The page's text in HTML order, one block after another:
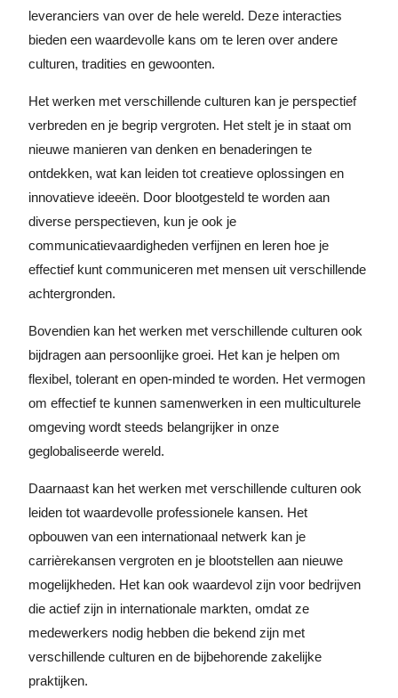
leveranciers van over de hele wereld. Deze interacties
bieden een waardevolle kans om te leren over andere
culturen, tradities en gewoonten.
Het werken met verschillende culturen kan je perspectief
verbreden en je begrip vergroten. Het stelt je in staat om
nieuwe manieren van denken en benaderingen te
ontdekken, wat kan leiden tot creatieve oplossingen en
innovatieve ideeën. Door blootgesteld te worden aan
diverse perspectieven, kun je ook je
communicatievaardigheden verfijnen en leren hoe je
effectief kunt communiceren met mensen uit verschillende
achtergronden.
Bovendien kan het werken met verschillende culturen ook
bijdragen aan persoonlijke groei. Het kan je helpen om
flexibel, tolerant en open-minded te worden. Het vermogen
om effectief te kunnen samenwerken in een multiculturele
omgeving wordt steeds belangrijker in onze
geglobaliseerde wereld.
Daarnaast kan het werken met verschillende culturen ook
leiden tot waardevolle professionele kansen. Het
opbouwen van een internationaal netwerk kan je
carrièrekansen vergroten en je blootstellen aan nieuwe
mogelijkheden. Het kan ook waardevol zijn voor bedrijven
die actief zijn in internationale markten, omdat ze
medewerkers nodig hebben die bekend zijn met
verschillende culturen en de bijbehorende zakelijke
praktijken.